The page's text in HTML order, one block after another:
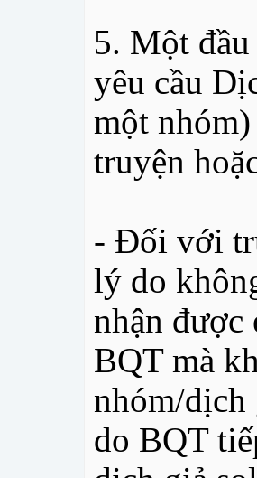
5. Một
yêu cầu
một
truyện
- Đối với
lý do
nhận được
BQT mà
nhóm/dịch
do BQT